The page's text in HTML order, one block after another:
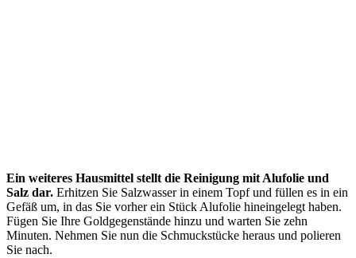
Ein weiteres Hausmittel stellt die Reinigung mit Alufolie und
Salz dar. Erhitzen Sie Salzwasser in einem Topf und füllen es in ein
Gefäß um, in das Sie vorher ein Stück Alufolie hineingelegt haben.
Fügen Sie Ihre Goldgegenstände hinzu und warten Sie zehn
Minuten. Nehmen Sie nun die Schmuckstücke heraus und polieren
Sie nach.